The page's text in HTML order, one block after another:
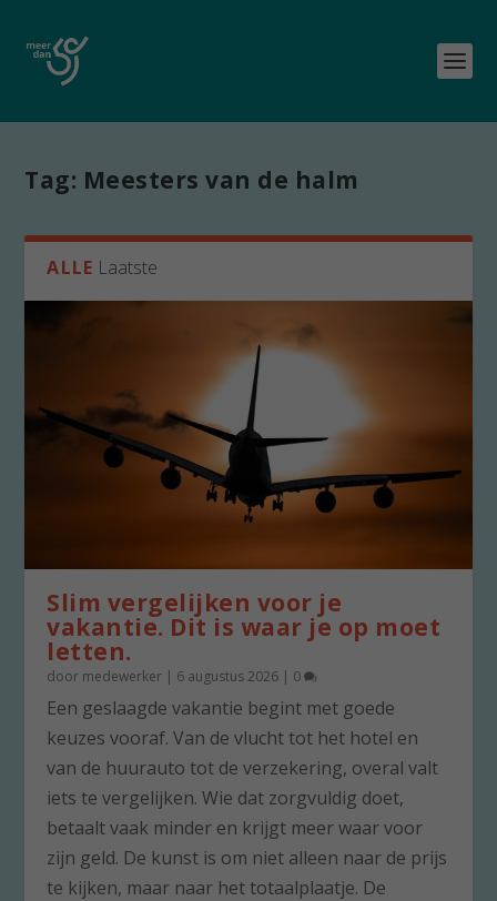
Tag: Meesters van de halm
ALLE Laatste
Slim vergelijken voor je
vakantie. Dit is waar je op moet
letten.
door medewerker | 6 augustus 2026 | 0
Een geslaagde vakantie begint met goede
keuzes vooraf. Van de vlucht tot het hotel en
van de huurauto tot de verzekering, overal valt
iets te vergelijken. Wie dat zorgvuldig doet,
betaalt vaak minder en krijgt meer waar voor
zijn geld. De kunst is om niet alleen naar de prijs
te kijken, maar naar het totaalplaatje. De